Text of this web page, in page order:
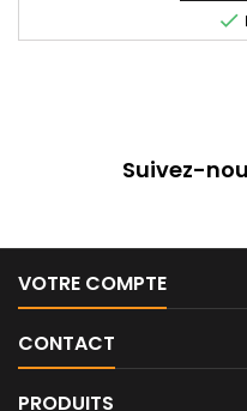

Suivez-
VOTRE COMPTE
CONTACT
PRODUITS